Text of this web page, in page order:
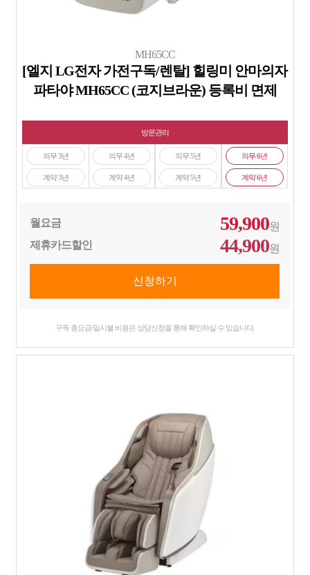
MH65CC
[엘지 LG전자 가전구독/렌탈] 힐링미 안마의자
파타야 MH65CC (코지브라운) 등록비 면제
방문관리
의무 3년
계약 3년
의무 4년
계약 4년
의무 5년
계약 5년
의무 6년
계약 6년
월요금 59,900원
제휴카드할인
44,900원
구독 총요금/일시불 비용은 상담신청을 통해 확인하실 수 있습니다.